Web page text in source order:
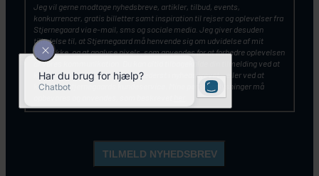
Jeg vil gerne modtage nyhedsbreve, artikler, tilbud, events,
konkurrencer, gratis billetter samt inspiration til rejser og oplevelser fra
Stjernegaard via e-mail, sms og sociale media. Jeg giver desuden
tilladelse til, at Stjernegaard må henvende sig om udvidelse af mit
samtykke, og at analyse pixels, som anvendes for at forbedre oplevelsen
af vores kommunikation. Du kan altid tilbagekalde din tilmelding ved at
klikke på ”Afmeld nyhedsbrev” nederst i nyhedsbrevet – eller ved at
kontakte Stjernegaards kundeservice. Mine personoplysninger må